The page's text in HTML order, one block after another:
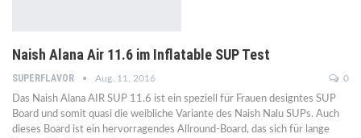
Naish Alana Air 11.6 im Inflatable SUP Test
SUPERFLAVOR Aug. 11, 2016 0
Das Naish Alana AIR SUP 11.6 ist ein speziell für Frauen designtes SUP
Board und somit quasi die weibliche Variante des Naish Nalu SUPs. Auch
dieses Board ist ein hervorragendes Allround-Board, das sich für lange